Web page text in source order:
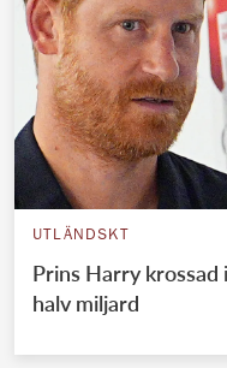
UTLÄNDSKT
Prins Harry
halv miljard